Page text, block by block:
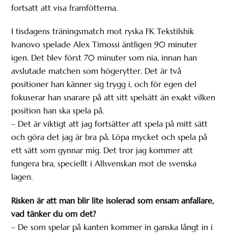
fortsatt att visa framfötterna.
I tisdagens träningsmatch mot ryska FK Tekstilshik
Ivanovo spelade Alex Timossi äntligen 90 minuter
igen. Det blev först 70 minuter som nia, innan han
avslutade matchen som högerytter. Det är två
positioner han känner sig trygg i, och för egen del
fokuserar han snarare på att sitt spelsätt än exakt vilken
position han ska spela på.
– Det är viktigt att jag fortsätter att spela på mitt sätt
och göra det jag är bra på. Löpa mycket och spela på
ett sätt som gynnar mig. Det tror jag kommer att
fungera bra, speciellt i Allsvenskan mot de svenska
lagen.
Risken är att man blir lite isolerad som ensam anfallare,
vad tänker du om det?
– De som spelar på kanten kommer in ganska långt in i